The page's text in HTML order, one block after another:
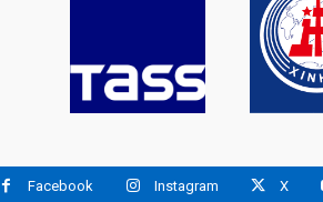
Facebook Instagram X